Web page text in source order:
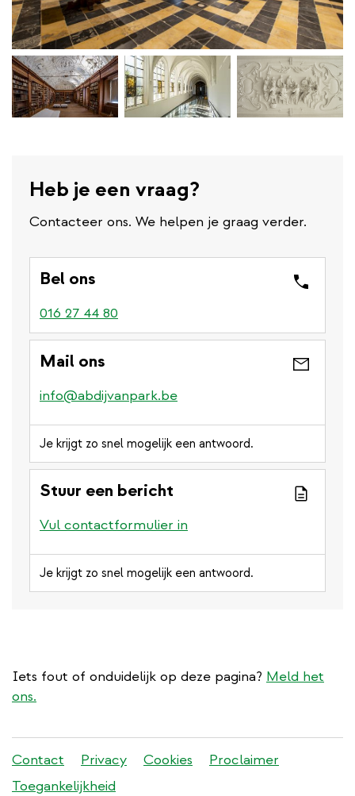
Heb je een vraag?
Contacteer ons. We helpen je graag verder.
Bel ons
016 27 44 80
Mail ons
info@abdijvanpark.be
Je krijgt zo snel mogelijk een antwoord.
Stuur een bericht
Vul contactformulier in
Je krijgt zo snel mogelijk een antwoord.
Iets fout of onduidelijk op deze pagina? Meld het
ons.
Stadleuven
footer
Contact Privacy Cookies
Proclaimer
Toegankelijkheid